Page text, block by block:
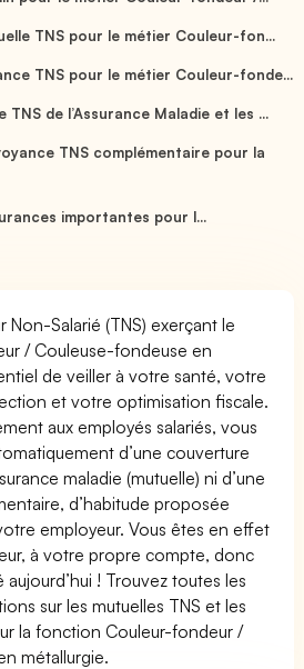
TNS pour le métier Couleur-fon...
TNS pour le métier Couleur-fonde...
de l’Assurance Maladie et les ...
TNS complémentaire pour la
importantes pour l...
Non-Salarié (TNS) exerçant le
/ Couleuse-fondeuse en
de veiller à votre santé, votre
et votre optimisation fiscale.
aux employés salariés, vous
d’une couverture
maladie (mutuelle) ni d’une
d’habitude proposée
employeur. Vous êtes en effet
à votre propre compte, donc
! Trouvez toutes les
sur les mutuelles TNS et les
la fonction Couleur-fondeur /
métallurgie.